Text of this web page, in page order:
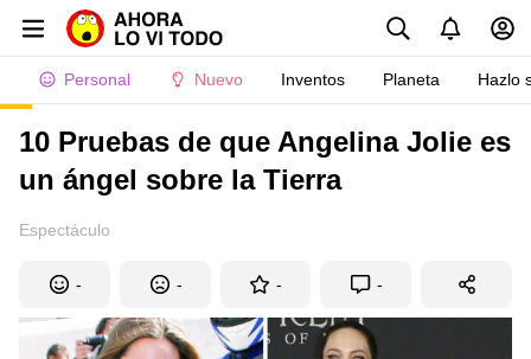
Personal Nuevo Inventos Planeta Hazlo
10 Pruebas de que Angelina Jolie es
un ángel sobre la Tierra
Espectáculo
- - - -